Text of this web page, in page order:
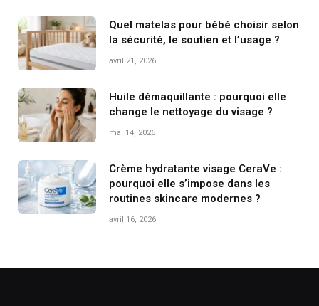
Quel matelas pour bébé choisir selon
la sécurité, le soutien et l’usage ?
avril 21, 2026
Huile démaquillante : pourquoi elle
change le nettoyage du visage ?
mai 14, 2026
Crème hydratante visage CeraVe :
pourquoi elle s’impose dans les
routines skincare modernes ?
avril 16, 2026